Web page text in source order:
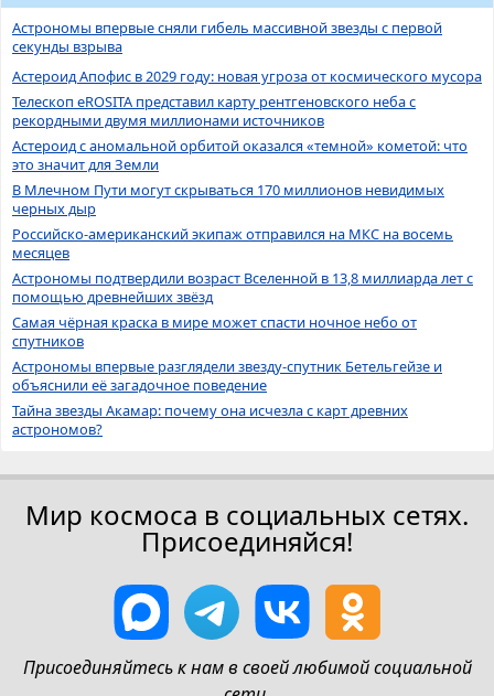
Астрономы впервые сняли гибель массивной звезды с первой
секунды взрыва
Астероид Апофис в 2029 году: новая угроза от космического мусора
Телескоп eROSITA представил карту рентгеновского неба с
рекордными двумя миллионами источников
Астероид с аномальной орбитой оказался «темной» кометой: что
это значит для Земли
В Млечном Пути могут скрываться 170 миллионов невидимых
черных дыр
Российско-американский экипаж отправился на МКС на восемь
месяцев
Астрономы подтвердили возраст Вселенной в 13,8 миллиарда лет с
помощью древнейших звёзд
Самая чёрная краска в мире может спасти ночное небо от
спутников
Астрономы впервые разглядели звезду-спутник Бетельгейзе и
объяснили её загадочное поведение
Тайна звезды Акамар: почему она исчезла с карт древних
астрономов?
Мир космоса в социальных сетях.
Присоединяйся!
Присоединяйтесь к нам в своей любимой социальной